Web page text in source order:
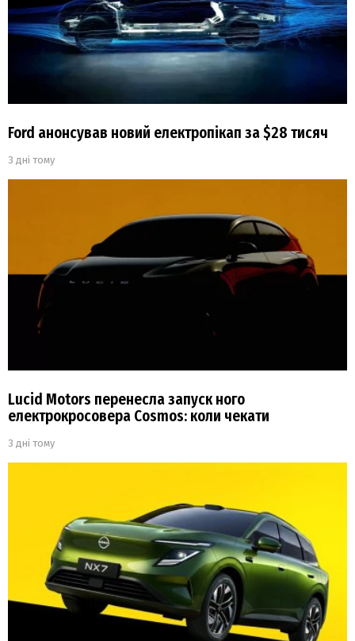
Ford анонсував новий електропікап за $28 тисяч
3 дні тому
Lucid Motors перенесла запуск ного
електрокросовера Cosmos: коли чекати
3 дні тому